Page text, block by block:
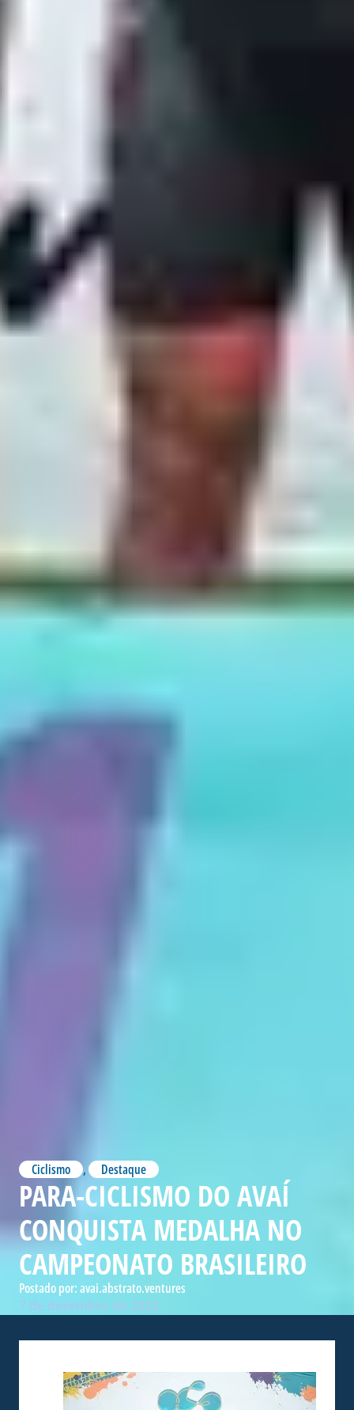
Ciclismo , Destaque
PARA-CICLISMO DO AVAÍ
CONQUISTA MEDALHA NO
CAMPEONATO BRASILEIRO
Postado por:avai.abstrato.ventures
7 de dezembro de 2022